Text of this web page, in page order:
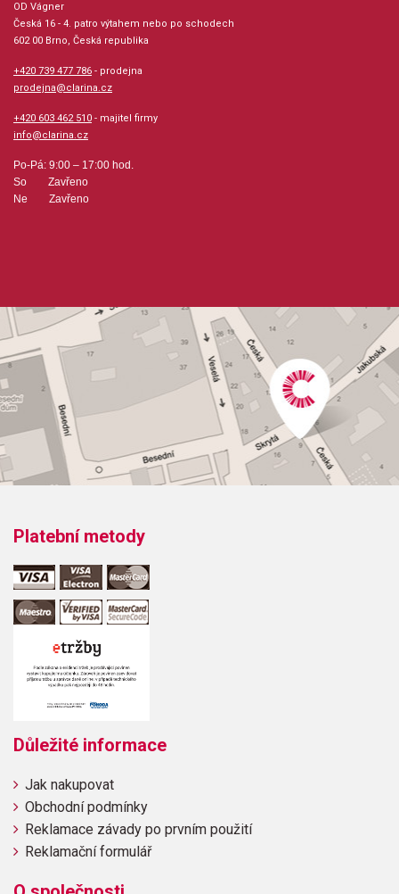
OD Vágner
Česká 16 - 4. patro výtahem nebo po schodech
602 00 Brno, Česká republika
+420 739 477 786 - prodejna
prodejna@clarina.cz
+420 603 462 510 - majitel firmy
info@clarina.cz
Po-Pá: 9:00 – 17:00 hod.
So Zavřeno
Ne Zavřeno
Platební metody
Důležité informace
Jak nakupovat
Obchodní podmínky
Reklamace závady po prvním použití
Reklamační formulář